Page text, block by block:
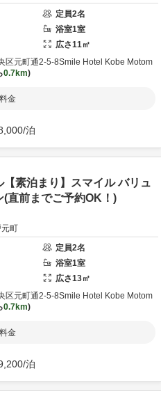
定員2名
浴室1室
広さ11㎡
区元町通2-5-8Smile Hotel Kobe Motom
0.7km
金
/泊
【素泊まり】スマイル バリュ
(直前までご予約OK！)
町
定員2名
浴室1室
広さ13㎡
区元町通2-5-8Smile Hotel Kobe Motom
0.7km
金
/泊